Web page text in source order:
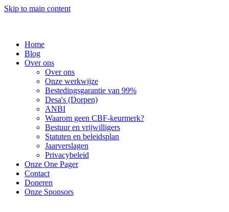
Skip to main content
Home
Blog
Over ons
Over ons
Onze werkwijze
Bestedingsgarantie van 99%
Desa's (Dorpen)
ANBI
Waarom geen CBF-keurmerk?
Bestuur en vrijwilligers
Statuten en beleidsplan
Jaarverslagen
Privacybeleid
Onze One Pager
Contact
Doneren
Onze Sponsors